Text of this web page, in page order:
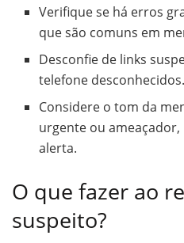
Verifique se há erros
que são comuns em
Desconfie de links
telefone desconhecidos.
Considere o tom da
urgente ou
alerta.
O que fazer ao
suspeito?